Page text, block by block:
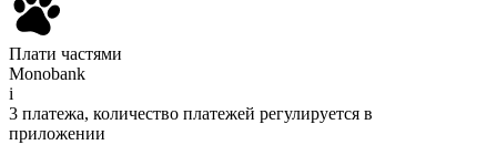
Плати частями
Monobank
i
3 платежа, количество платежей регулируется в
приложении